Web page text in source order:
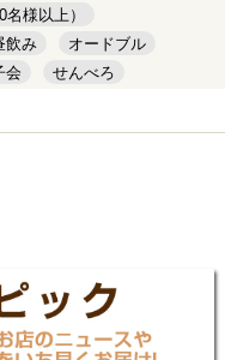
名様以上）
飲み
オードブル
会
せんべろ